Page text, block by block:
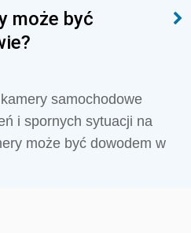
może być
samochodowe
i spornych sytuacji na
może być dowodem w